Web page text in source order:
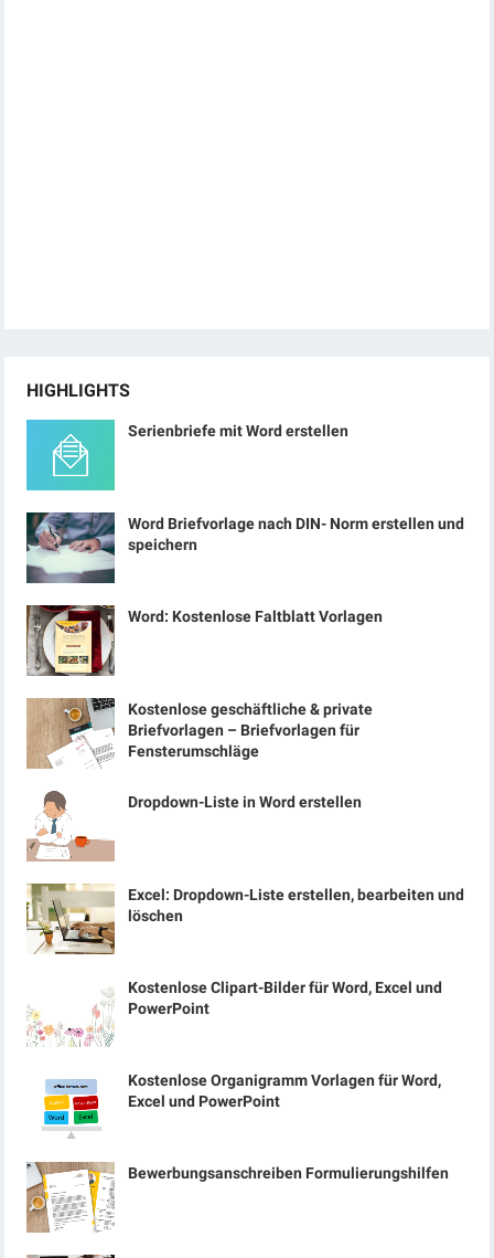
HIGHLIGHTS
Serienbriefe mit Word erstellen
Word Briefvorlage nach DIN- Norm erstellen und
speichern
Word: Kostenlose Faltblatt Vorlagen
Kostenlose geschäftliche & private
Briefvorlagen – Briefvorlagen für
Fensterumschläge
Dropdown-Liste in Word erstellen
Excel: Dropdown-Liste erstellen, bearbeiten und
löschen
Kostenlose Clipart-Bilder für Word, Excel und
PowerPoint
Kostenlose Organigramm Vorlagen für Word,
Excel und PowerPoint
Bewerbungsanschreiben Formulierungshilfen